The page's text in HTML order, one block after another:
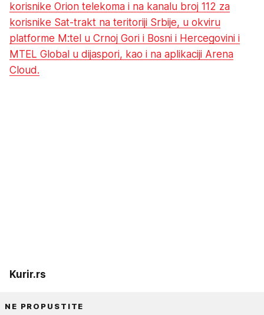
korisnike Orion telekoma i na kanalu broj 112 za
korisnike Sat-trakt na teritoriji Srbije, u okviru
platforme M:tel u Crnoj Gori i Bosni i Hercegovini i
MTEL Global u dijaspori, kao i na aplikaciji Arena
Cloud.
Kurir.rs
NE PROPUSTITE